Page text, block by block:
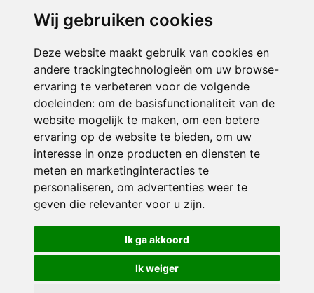
Wij gebruiken cookies
Deze website maakt gebruik van cookies en
andere trackingtechnologieën om uw browse-
ervaring te verbeteren voor de volgende
doeleinden: om de basisfunctionaliteit van de
website mogelijk te maken, om een betere
ervaring op de website te bieden, om uw
interesse in onze producten en diensten te
meten en marketinginteracties te
personaliseren, om advertenties weer te
geven die relevanter voor u zijn.
Ik ga akkoord
Ik weiger
ONDERDEEL VAN
© 2026 Avonturijn | Alle rechten voorbehouden
Privacy policy|Disclaimer| Klachtenregeling|RSIN en Anbi
voorkeuren
Crealisatie The MindOffice